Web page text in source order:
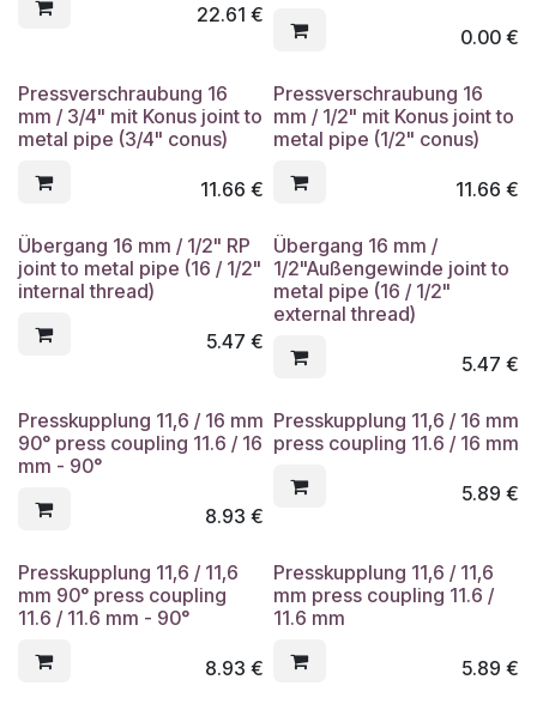
22.61 €
0.00 €
Pressverschraubung 16
mm / 3/4" mit Konus joint to
metal pipe (3/4" conus)
11.66 €
Pressverschraubung 16
mm / 1/2" mit Konus joint to
metal pipe (1/2" conus)
11.66 €
Übergang 16 mm / 1/2" RP
joint to metal pipe (16 / 1/2"
internal thread)
5.47 €
Übergang 16 mm /
1/2"Außengewinde joint to
metal pipe (16 / 1/2"
external thread)
5.47 €
Presskupplung 11,6 / 16 mm
90° press coupling 11.6 / 16
mm - 90°
8.93 €
Presskupplung 11,6 / 16 mm
press coupling 11.6 / 16 mm
5.89 €
Presskupplung 11,6 / 11,6
mm 90° press coupling
11.6 / 11.6 mm - 90°
8.93 €
Presskupplung 11,6 / 11,6
mm press coupling 11.6 /
11.6 mm
5.89 €